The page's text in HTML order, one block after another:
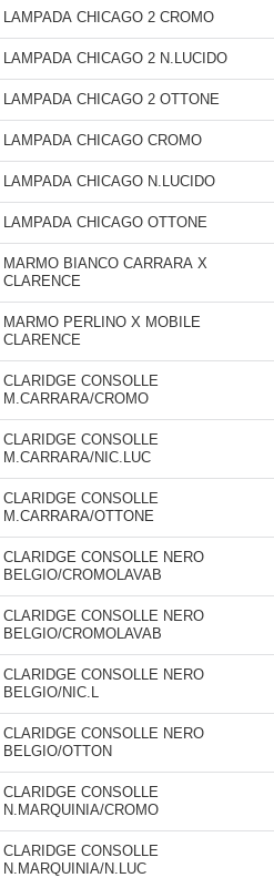
LAMPADA CHICAGO 2 CROMO
LAMPADA CHICAGO 2 N.LUCIDO
LAMPADA CHICAGO 2 OTTONE
LAMPADA CHICAGO CROMO
LAMPADA CHICAGO N.LUCIDO
LAMPADA CHICAGO OTTONE
MARMO BIANCO CARRARA X
CLARENCE
MARMO PERLINO X MOBILE
CLARENCE
CLARIDGE CONSOLLE
M.CARRARA/CROMO
CLARIDGE CONSOLLE
M.CARRARA/NIC.LUC
CLARIDGE CONSOLLE
M.CARRARA/OTTONE
CLARIDGE CONSOLLE NERO
BELGIO/CROMOLAVAB
CLARIDGE CONSOLLE NERO
BELGIO/CROMOLAVAB
CLARIDGE CONSOLLE NERO
BELGIO/NIC.L
CLARIDGE CONSOLLE NERO
BELGIO/OTTON
CLARIDGE CONSOLLE
N.MARQUINIA/CROMO
CLARIDGE CONSOLLE
N.MARQUINIA/N.LUC